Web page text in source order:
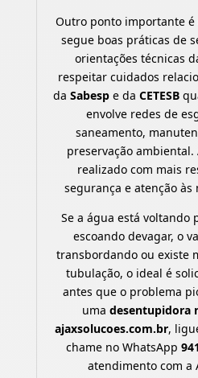
Outro ponto importante é
segue boas práticas de
orientações técnicas
respeitar cuidados
daSabesp e daCETESB
envolve redes de
saneamento,
preservação ambiental.
realizado com mais
segurança e atenção às
Se a água está voltando
escoando devagar, o
transbordando ou existe
tubulação, o ideal é
antes que o problema
uma desentupidora
ajaxsolucoes.com.br,
chame no WhatsApp
atendimento com a